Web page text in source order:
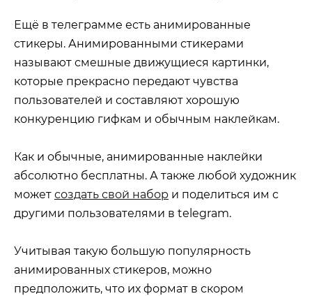
Ещё в телеграмме есть анимированные
стикеры. Анимированными стикерами
называют смешные движущиеся картинки,
которые прекрасно передают чувства
пользователей и составляют хорошую
конкуренцию гифкам и обычным наклейкам.
Как и обычные, анимированные наклейки
абсолютно бесплатны. А также любой художник
может создать свой набор и поделиться им с
другими пользователями в telegram.
Учитывая такую большую популярность
анимированных стикеров, можно
предположить, что их формат в скором